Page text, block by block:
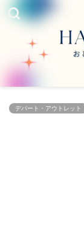
デパート・アウトレット